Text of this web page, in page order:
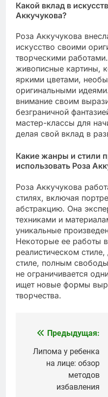
Какой вклад в
Аккучукова?
Роза Аккучукова
искусство своими
творческими
живописные картины,
яркими цветами,
оригинальными
внимание своим
безграничной
мастер-классы для
делая свой вклад в
Какие жанры и стили
использовать Роза
Роза Аккучукова
стилях, включая
абстракцию. Она
техниками и
уникальные
Некоторые ее работы
реалистическом
стиле, полным
не ограничивается
ищет новые формы
творчества.
Навигация
по
записям
Предыдущая:
Липома у ребенка
на лице: обзор
методов
избавления